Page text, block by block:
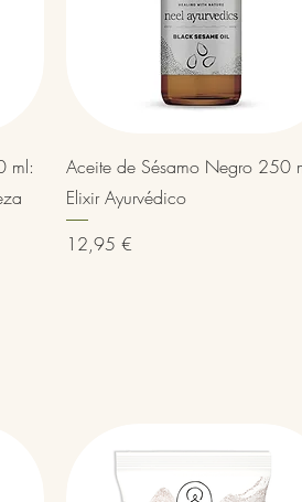
ml:
Vista rápida
Aceite de Sésamo Negro 250
Elixir Ayurvédico
Precio
12,95 €